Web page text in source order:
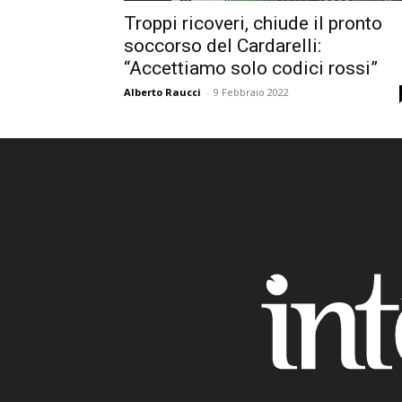
Troppi ricoveri, chiude il pronto
soccorso del Cardarelli:
“Accettiamo solo codici rossi”
Alberto Raucci - 9 Febbraio 2022